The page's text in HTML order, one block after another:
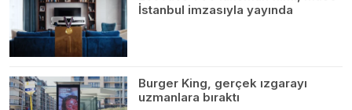
İstanbul imzasıyla yayında
Burger King, gerçek ızgarayı
uzmanlara bıraktı